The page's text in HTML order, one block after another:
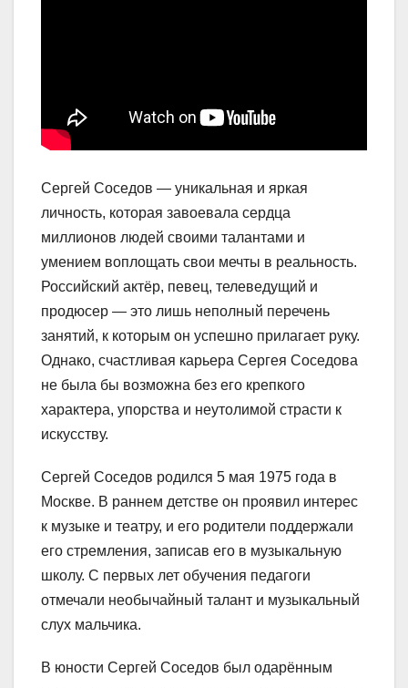
Сергей Соседов — уникальная и яркая
личность, которая завоевала сердца
миллионов людей своими талантами и
умением воплощать свои мечты в реальность.
Российский актёр, певец, телеведущий и
продюсер — это лишь неполный перечень
занятий, к которым он успешно прилагает руку.
Однако, счастливая карьера Сергея Соседова
не была бы возможна без его крепкого
характера, упорства и неутолимой страсти к
искусству.
Сергей Соседов родился 5 мая 1975 года в
Москве. В раннем детстве он проявил интерес
к музыке и театру, и его родители поддержали
его стремления, записав его в музыкальную
школу. С первых лет обучения педагоги
отмечали необычайный талант и музыкальный
слух мальчика.
В юности Сергей Соседов был одарённым